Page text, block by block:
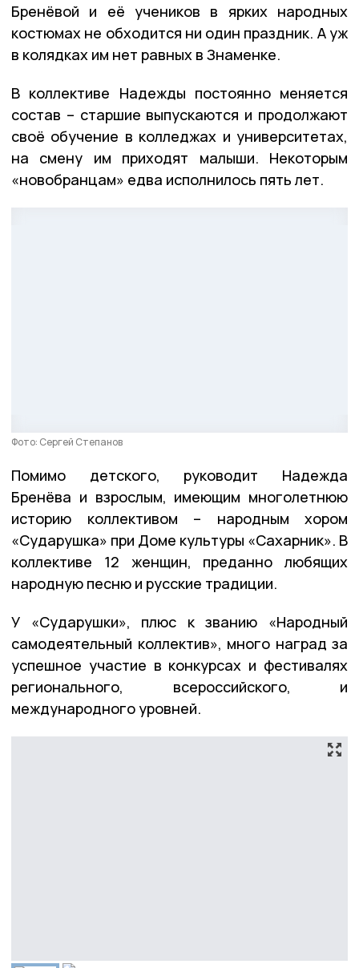
Бренёвой и её учеников в ярких народных
костюмах не обходится ни один праздник. А уж
в колядках им нет равных в Знаменке.
В коллективе Надежды постоянно меняется
состав – старшие выпускаются и продолжают
своё обучение в колледжах и университетах,
на смену им приходят малыши. Некоторым
«новобранцам» едва исполнилось пять лет.
Фото: Сергей Степанов
Помимо детского, руководит Надежда
Бренёва и взрослым, имеющим многолетнюю
историю коллективом – народным хором
«Сударушка» при Доме культуры «Сахарник». В
коллективе 12 женщин, преданно любящих
народную песню и русские традиции.
У «Сударушки», плюс к званию «Народный
самодеятельный коллектив», много наград за
успешное участие в конкурсах и фестивалях
регионального, всероссийского, и
международного уровней.